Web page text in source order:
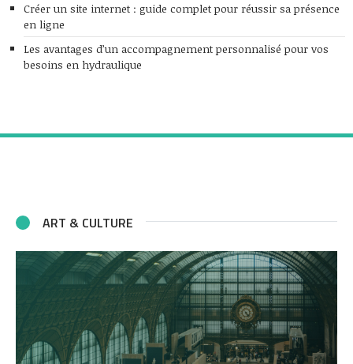
Créer un site internet : guide complet pour réussir sa présence
en ligne
Les avantages d’un accompagnement personnalisé pour vos
besoins en hydraulique
ART & CULTURE